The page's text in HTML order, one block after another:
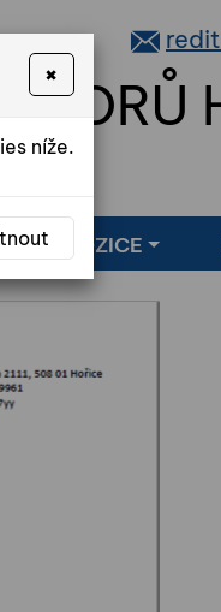
POZICE
×
níže.